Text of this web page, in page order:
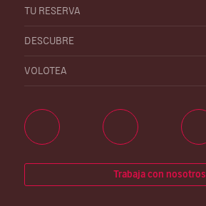
TU RESERVA
DESCUBRE
VOLOTEA
Trabaja con nosotros